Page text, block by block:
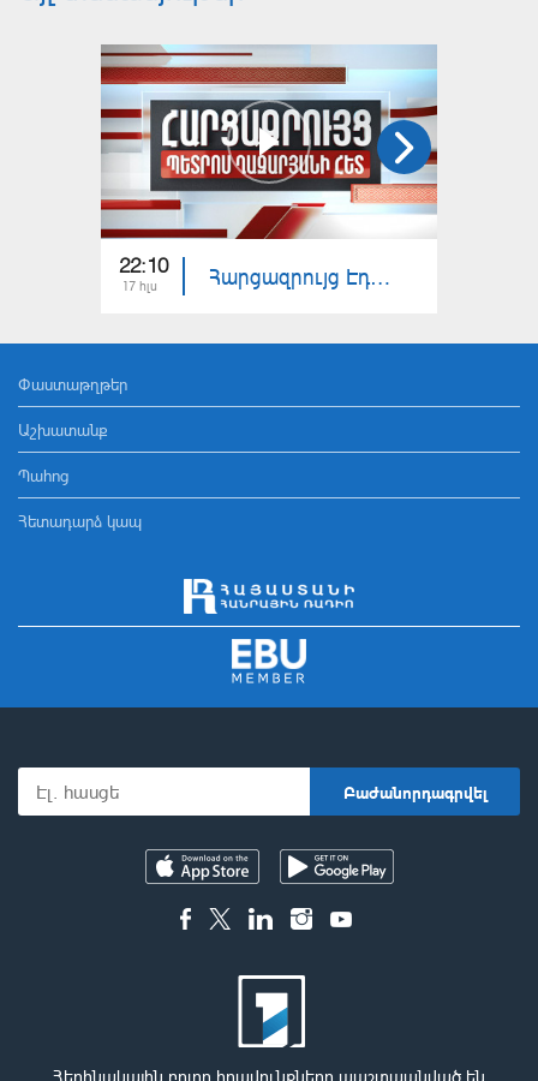
22:10
17 հլս Հարցազրույց Էդգար Մանուչարյանի հետ
Փաստաթղթեր
Աշխատանք
Պահոց
Հետադարձ կապ
Հեղինակային բոլոր իրավունքները պաշտպանված են